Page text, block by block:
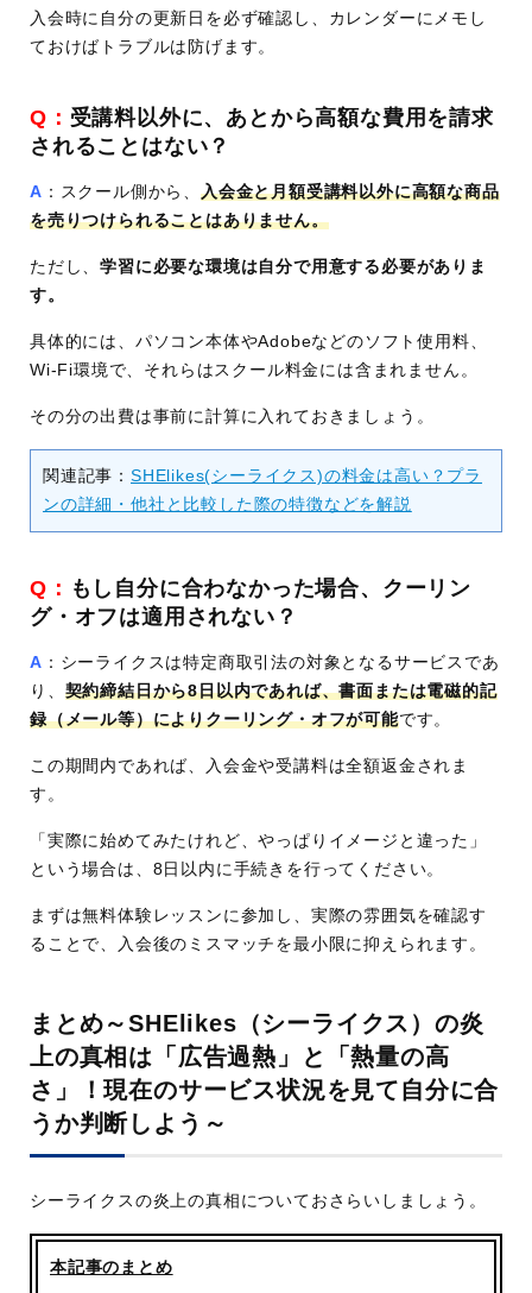
入会時に自分の更新日を必ず確認し、カレンダーにメモし
ておけばトラブルは防げます。
Q： 受講料以外に、あとから高額な費用を請求
されることはない？
A ：スクール側から、入会金と月額受講料以外に高額な商品
を売りつけられることはありません。
ただし、学習に必要な環境は自分で用意する必要がありま
す。
具体的には、パソコン本体やAdobeなどのソフト使用料、
Wi-Fi環境で、それらはスクール料金には含まれません。
その分の出費は事前に計算に入れておきましょう。
関連記事： SHElikes(シーライクス)の料金は高い？プラ
ンの詳細・他社と比較した際の特徴などを解説
Q： もし自分に合わなかった場合、クーリン
グ・オフは適用されない？
A ：シーライクスは特定商取引法の対象となるサービスであ
り、 契約締結日から8日以内であれば、書面または電磁的記
録（メール等）によりクーリング・オフが可能です。
この期間内であれば、入会金や受講料は全額返金されま
す。
「実際に始めてみたけれど、やっぱりイメージと違った」
という場合は、8日以内に手続きを行ってください。
まずは無料体験レッスンに参加し、実際の雰囲気を確認す
ることで、入会後のミスマッチを最小限に抑えられます。
まとめ～SHElikes（シーライクス）の炎
上の真相は「広告過熱」と「熱量の高
さ」！現在のサービス状況を見て自分に合
うか判断しよう～
シーライクスの炎上の真相についておさらいしましょう。
本記事のまとめ